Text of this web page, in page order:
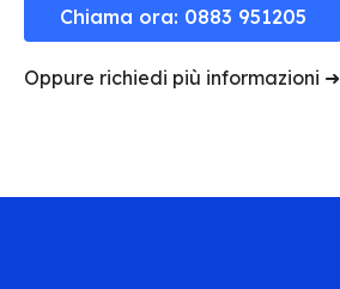
Chiama ora: 0883 951205
Oppure richiedi più informazioni ➜